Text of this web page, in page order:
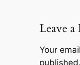
Leave a
Your
published.